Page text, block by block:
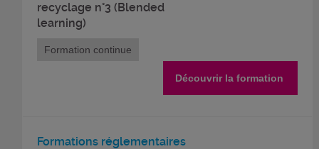
recyclage n°3 (Blended
learning)
Formation continue
Découvrir la formation
Formations réglementaires